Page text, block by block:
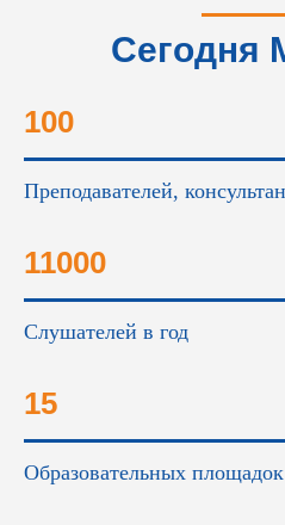
100
Преподавателей,
11000
Слушателей в год
15
Образовательных